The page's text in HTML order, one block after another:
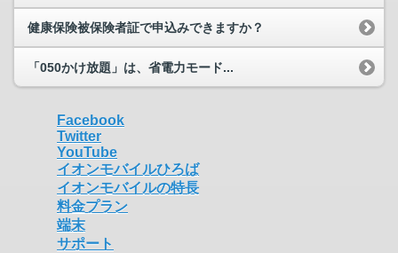
健康保険被保険者証で申込みできますか？
「050かけ放題」は、省電力モード...
Facebook
Twitter
YouTube
イオンモバイルひろば
イオンモバイルの特長
料金プラン
端末
サポート